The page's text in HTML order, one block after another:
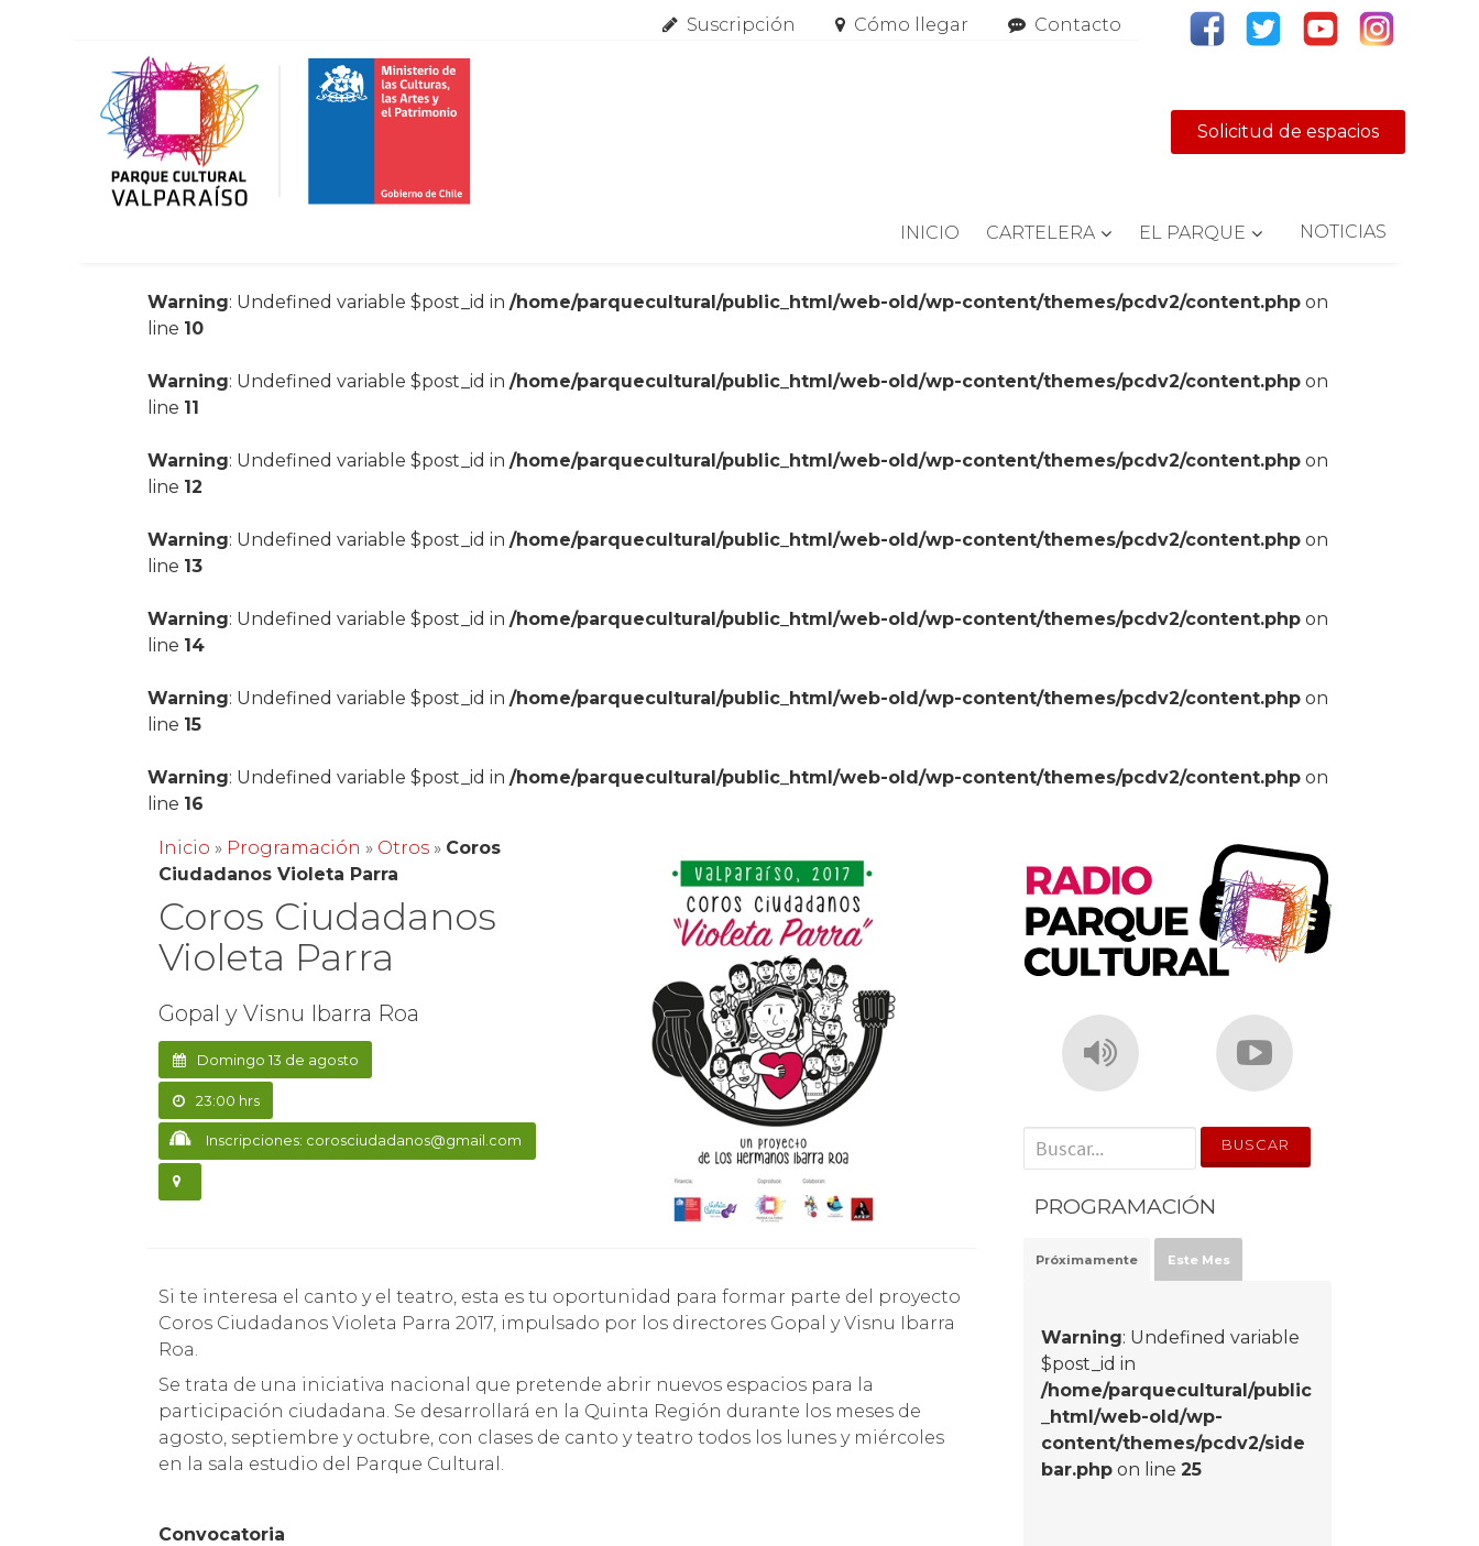
Suscripción Cómo llegar Contacto
Solicitud de espacios
INICIO CARTELERA EL PARQUE NOTICIAS
Warning: Undefined variable $post_id in/home/parquecultural/public_html/web-old/wp-content/themes/pcdv2/content.php on
line 10
Warning: Undefined variable $post_id in/home/parquecultural/public_html/web-old/wp-content/themes/pcdv2/content.php on
line 11
Warning: Undefined variable $post_id in/home/parquecultural/public_html/web-old/wp-content/themes/pcdv2/content.php on
line 12
Warning: Undefined variable $post_id in/home/parquecultural/public_html/web-old/wp-content/themes/pcdv2/content.php on
line 13
Warning: Undefined variable $post_id in/home/parquecultural/public_html/web-old/wp-content/themes/pcdv2/content.php on
line 14
Warning: Undefined variable $post_id in/home/parquecultural/public_html/web-old/wp-content/themes/pcdv2/content.php on
line 15
Warning: Undefined variable $post_id in/home/parquecultural/public_html/web-old/wp-content/themes/pcdv2/content.php on
line 16
Inicio » Programación » Otros » Coros
Ciudadanos Violeta Parra
Coros Ciudadanos
Violeta Parra
Gopal y Visnu Ibarra Roa
Domingo 13 de agosto
23:00 hrs
Inscripciones: corosciudadanos@gmail.com
Si te interesa el canto y el teatro, esta es tu oportunidad para formar parte del proyecto
Coros Ciudadanos Violeta Parra 2017, impulsado por los directores Gopal y Visnu Ibarra
Roa.
Se trata de una iniciativa nacional que pretende abrir nuevos espacios para la
participación ciudadana. Se desarrollará en la Quinta Región durante los meses de
agosto, septiembre y octubre, con clases de canto y teatro todos los lunes y miércoles
en la sala estudio del Parque Cultural.
Convocatoria
' . __('Search for:') . '
PROGRAMACIÓN
Próximamente Este Mes
Warning: Undefined variable
$post_id in
/home/parquecultural/public
_html/web-old/wp-
content/themes/pcdv2/side
bar.php on line25